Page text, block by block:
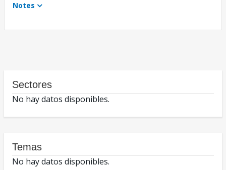
Notes
Sectores
No hay datos disponibles.
Temas
No hay datos disponibles.